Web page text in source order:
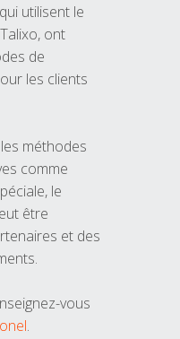
utilisent le
ont
de
les clients
méthodes
comme
le
être
et des
vous
.